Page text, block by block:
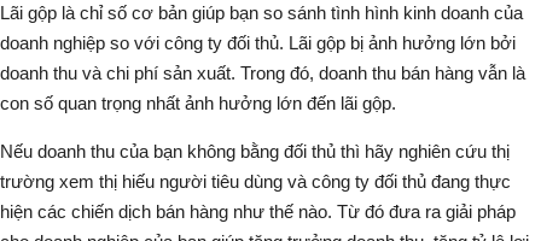
Lãi gộp là chỉ số cơ bản giúp bạn so sánh tình hình kinh doanh của
doanh nghiệp so với công ty đối thủ. Lãi gộp bị ảnh hưởng lớn bởi
doanh thu và chi phí sản xuất. Trong đó, doanh thu bán hàng vẫn là
con số quan trọng nhất ảnh hưởng lớn đến lãi gộp.
Nếu doanh thu của bạn không bằng đối thủ thì hãy nghiên cứu thị
trường xem thị hiếu người tiêu dùng và công ty đối thủ đang thực
hiện các chiến dịch bán hàng như thế nào. Từ đó đưa ra giải pháp